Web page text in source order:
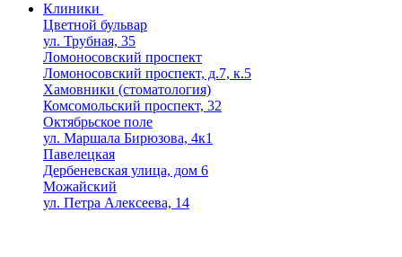
Клиники
Цветной бульвар
ул. Трубная, 35
Ломоносовский проспект
Ломоносовский проспект, д.7, к.5
Хамовники (стоматология)
Комсомольский проспект, 32
Октябрьское поле
ул. Маршала Бирюзова, 4к1
Павелецкая
Дербеневская улица, дом 6
Можайский
ул. Петра Алексеева, 14